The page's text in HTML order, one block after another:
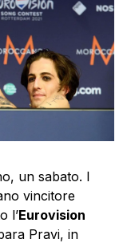
un sabato. I
vincitore
l’Eurovision
Pravi, in